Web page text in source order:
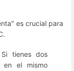
es crucial para
tienes dos
en el mismo